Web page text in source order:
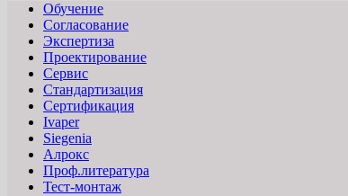
Обучение
Согласование
Экспертиза
Проектирование
Сервис
Стандартизация
Сертификация
Ivaper
Siegenia
Алрокс
Проф.литература
Тест-монтаж